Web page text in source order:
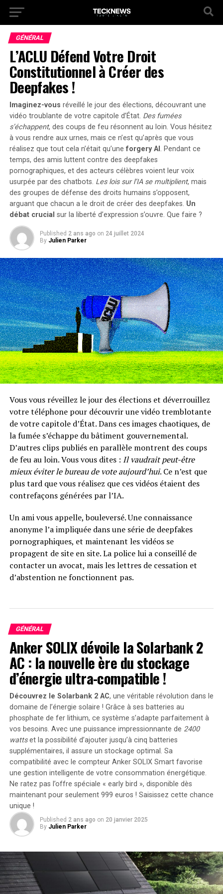
GÉNÉRAL
L’ACLU Défend Votre Droit
Constitutionnel à Créer des
Deepfakes !
Imaginez-vous réveillé le jour des élections, découvrant une
vidéo troublante de votre capitole d’État. Des fumées
s’échappent, des coups de feu résonnent au loin. Vous hésitez
à vous rendre aux urnes, mais ce n’est qu’après que vous
réalisez que tout cela n’était qu’une forgery AI . Pendant ce
temps, des amis luttent contre des deepfakes
pornographiques, et des acteurs célèbres voient leur voix
usurpée par des chatbots. Les lois sur l’IA se multiplient, mais
des groupes de défense des droits humains s’opposent,
arguant que chacun a le droit de créer des deepfakes. Un
débat crucial sur la liberté d’expression s’ouvre. Que faire ?
Published 2 ans ago on 24 juillet 2024
By Julien Parker
Vous vous réveillez le jour des élections et déverrouillez
votre téléphone pour découvrir une vidéo tremblotante
de votre capitole d’État. Dans ces images chaotiques, de
la fumée s’échappe du bâtiment gouvernemental.
D’autres clips publiés en parallèle montrent des coups
de feu au loin. Vous vous dites : Il vaudrait peut-être
mieux éviter le bureau de vote aujourd’hui. Ce n’est que
plus tard que vous réalisez que ces vidéos étaient des
contrefaçons générées par l’IA.
Un ami vous appelle, bouleversé. Une connaissance
anonyme l’a impliquée dans une série de deepfakes
pornographiques, et maintenant les vidéos se
propagent de site en site. La police lui a conseillé de
contacter un avocat, mais les lettres de cessation et
d’abstention ne fonctionnent pas.
technologique souhaite que vous soyez la voix de son
nouvel assistant IA. Vous refusez. Des mois plus tard, le
chatbot est lancé et les gens affirment qu’il ressemble
exactement à vous. Vous n’avez jamais consenti à une
telle imitation, et maintenant quelqu’un d’autre tire
profit de votre voix.
Alors que les contrefaçons générées par l’IA inondent
Internet, il est probable que bientôt tout le monde, pas
seulement Scarlett Johansson, ait une histoire similaire
à raconter. Récemment, des législateurs à travers les
États-Unis ont adopté près d’une douzaine de lois et en
ont proposé des dizaines d’autres pour réguler les
imitations d’IA sous toutes leurs formes. Cependant,
cette campagne législative rencontre maintenant des
résistances inattendues. Des groupes de défense des
droits humains, dirigés par l’American Civil Liberties
Union (ACLU) et ses affiliés au niveau des États,
construisent une posture juridique visant à restreindre
ou même à rejeter bon nombre de ces nouvelles règles.
constitutionnel de créer des deepfakes de leurs
concitoyens.
GÉNÉRAL
Anker SOLIX dévoile la Solarbank 2
AC : la nouvelle ère du stockage
d’énergie ultra-compatible !
Découvrez le Solarbank 2 AC, une véritable révolution dans le
domaine de l’énergie solaire ! Grâce à ses batteries au
phosphate de fer lithium, ce système s’adapte parfaitement à
vos besoins. Avec une puissance impressionnante de 2400
wattset la possibilité d’ajouter jusqu’à cinq batteries
supplémentaires, il assure un stockage optimal. Sa
compatibilité avec le compteur Anker SOLIX Smart favorise
une gestion intelligente de votre consommation énergétique.
Ne ratez pas l’offre spéciale « early bird », disponible dès
maintenant pour seulement 999 euros ! Saisissez cette chance
unique !
Published 2 ans ago on 20 janvier 2025
By Julien Parker